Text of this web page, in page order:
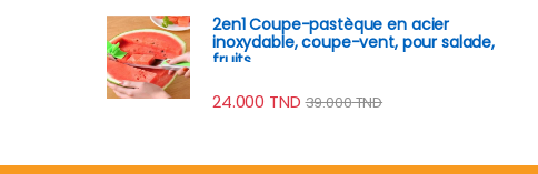
2en1 Coupe-pastèque en acier
inoxydable, coupe-vent, pour salade,
fruits
24.000 TND 39.000TND